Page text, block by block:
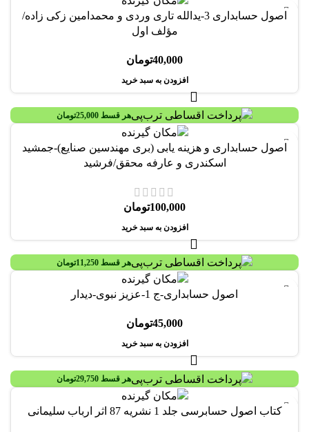
اصول حسابداری 3-یدالله تاری وردی و محمدامین زکی زاده/
مؤلف اول
40,000تومان
افزودن به سبد خرید
هر قسط 25,000تومان
اصول حسابداری و هزینه یابی (بری مهندسین صنایع)-جمشید
اسکندری و عارفه محقق/فرشید
100,000تومان
افزودن به سبد خرید
هر قسط 11,250تومان
اصول حسابداری-ج 1-عزیز نبوی-دیدار
45,000تومان
افزودن به سبد خرید
هر قسط 29,750تومان
کتاب اصول حسابرسی جلد 1 نشريه 87 اثر ارباب سليمانی